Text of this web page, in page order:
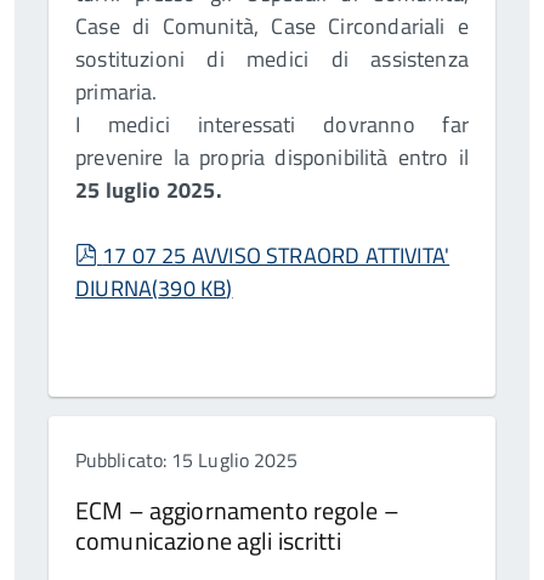
Case di Comunità, Case Circondariali e
sostituzioni di medici di assistenza
primaria.
I medici interessati dovranno far
prevenire la propria disponibilità entro il
25 luglio 2025.
pdf
17 07 25 AVVISO STRAORD ATTIVITA'
DIURNA(390 KB)
Pubblicato: 15 Luglio 2025
ECM – aggiornamento regole –
comunicazione agli iscritti